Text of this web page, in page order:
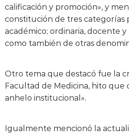
calificación y promoción», y
constitución de tres categorías
académico; ordinaria, docente y
como también de otras
Otro tema que destacó fue la
Facultad de Medicina, hito que
anhelo institucional».
Igualmente mencionó la